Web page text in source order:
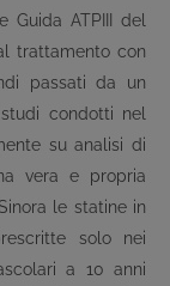
ATPIII del
trattamento con
passati da un
condotti nel
su analisi di
vera e propria
le statine in
solo nei
a 10 anni